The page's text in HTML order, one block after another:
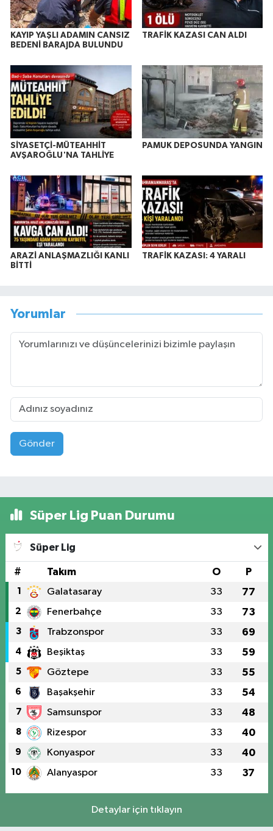
KAYIP YAŞLI ADAMIN CANSIZ
BEDENİ BARAJDA BULUNDU
TRAFİK KAZASI CAN ALDI
SİYASETÇİ-MÜTEAHHİT
AVŞAROĞLU'NA TAHLİYE
PAMUK DEPOSUNDA YANGIN
ARAZİ ANLAŞMAZLIĞI KANLI
BİTTİ
TRAFİK KAZASI: 4 YARALI
Yorumlar
Gönder
Süper Lig Puan Durumu
Süper Lig
# Takım O P
1 Galatasaray 33 77
2 Fenerbahçe 33 73
3 Trabzonspor 33 69
4 Beşiktaş 33 59
5 Göztepe 33 55
6 Başakşehir 33 54
7 Samsunspor 33 48
8 Rizespor 33 40
9 Konyaspor 33 40
10 Alanyaspor 33 37
Detaylar için tıklayın